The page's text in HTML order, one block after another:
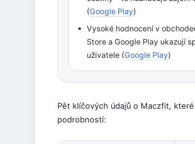
(Google Play)
Vysoké hodnocení v
Store a Google Play ukazují
uživatele (Google Play)
Pět klíčových údajů o Maczfit,
podrobností: